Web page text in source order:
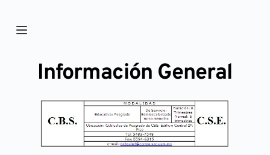
Información General